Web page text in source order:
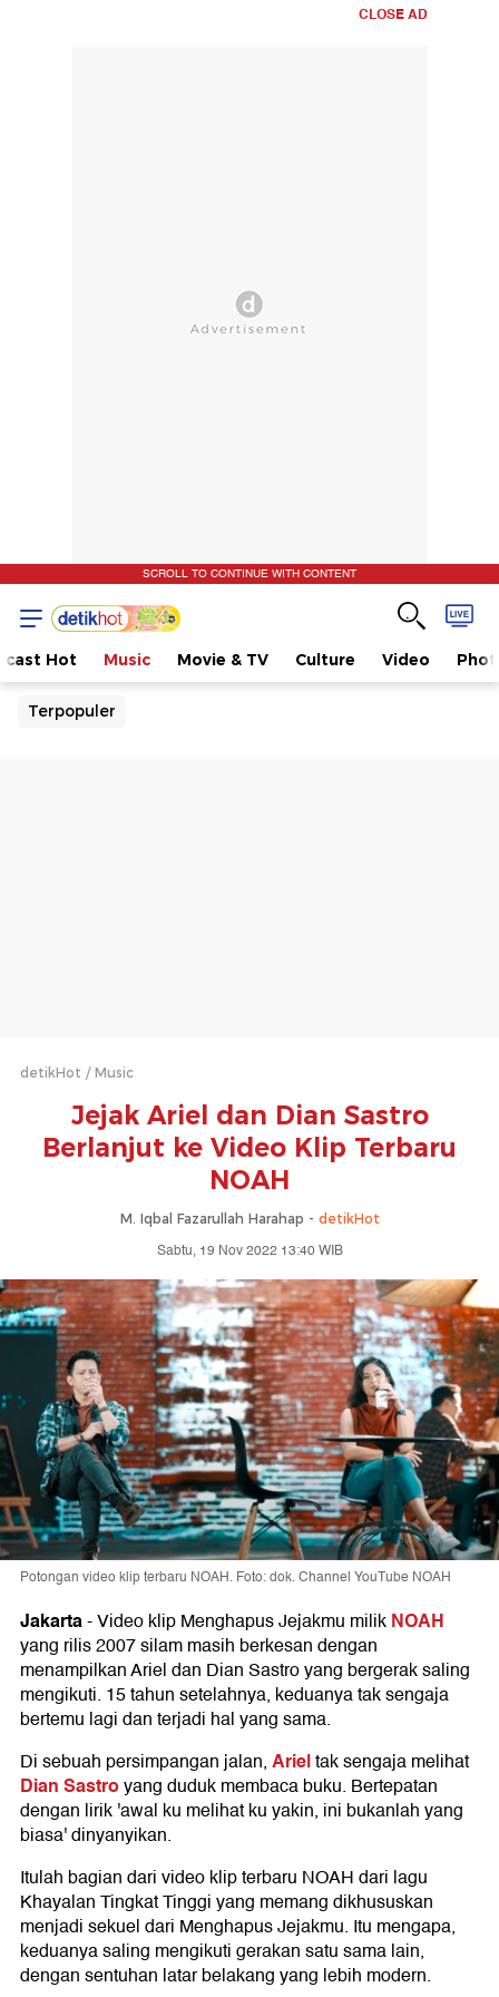
CLOSE AD
SCROLL TO CONTINUE WITH CONTENT
Hot Music Movie & TV Culture Video
Terpopuler
detikHot Music
Jejak Ariel dan Dian Sastro
Berlanjut ke Video Klip Terbaru
NOAH
M. Iqbal Fazarullah Harahap - detikHot
Sabtu, 19 Nov 2022 13:40 WIB
Potongan video klip terbaru NOAH. Foto: dok. Channel YouTube NOAH
Jakarta-Video klip Menghapus Jejakmu milikNOAH
yang rilis 2007 silam masih berkesan dengan
menampilkan Ariel dan Dian Sastro yang bergerak saling
mengikuti. 15 tahun setelahnya, keduanya tak sengaja
bertemu lagi dan terjadi hal yang sama.
Di sebuah persimpangan jalan,Arieltak sengaja melihat
Dian Sastroyang duduk membaca buku. Bertepatan
dengan lirik 'awal ku melihat ku yakin, ini bukanlah yang
biasa' dinyanyikan.
Itulah bagian dari video klip terbaru NOAH dari lagu
Khayalan Tingkat Tinggi yang memang dikhususkan
menjadi sekuel dari Menghapus Jejakmu. Itu mengapa,
keduanya saling mengikuti gerakan satu sama lain,
dengan sentuhan latar belakang yang lebih modern.